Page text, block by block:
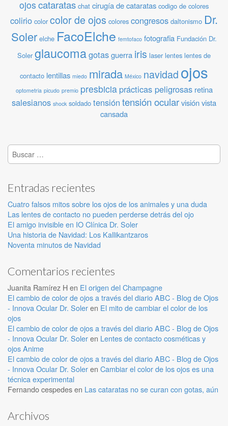
ojos cataratas chat cirugía de cataratas codigo de colores
colirio color color de ojos colores congresos daltonismo Dr.
Soler elche FacoElche femtofaco fotografia Fundación Dr.
Soler glaucomagotasguerra iris laser lentes lentes de
contacto lentillas miedo mirada México navidad ojos
optometria picudo premio presbicia prácticas peligrosas retina
salesianos shock soldado tensión tensión ocularvisiónvista
cansada
Buscar:
Entradas recientes
Cuatro falsos mitos sobre los ojos de los animales y una duda
Las lentes de contacto no pueden perderse detrás del ojo
El amigo invisible en IO Clínica Dr. Soler
Una historia de Navidad: Los Kallikantzaros
Noventa minutos de Navidad
Comentarios recientes
Juanita Ramírez Hen El origen del Champagne
El cambio de color de ojos a través del diario ABC - Blog de Ojos
- Innova Ocular Dr. Soleren El mito de cambiar el color de los
ojos
El cambio de color de ojos a través del diario ABC - Blog de Ojos
- Innova Ocular Dr. Soleren Lentes de contacto cosméticas y
ojos Anime
El cambio de color de ojos a través del diario ABC - Blog de Ojos
- Innova Ocular Dr. Soleren Cambiar el color de los ojos es una
técnica experimental
Fernando cespedesen Las cataratas no se curan con gotas, aún
Archivos